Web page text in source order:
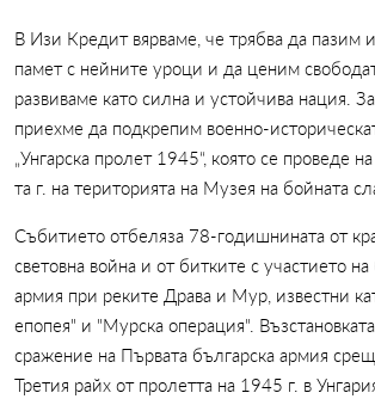
В Изи Кредит вярваме, че трябва да пазим
памет с нейните уроци и да ценим
развиваме като силна и устойчива нация.
приехме да подкрепим военно-
„Унгарска пролет 1945“, която се проведе
та г. на територията на Музея на бойната
Събитието отбеляза 78-годишнината от
световна война и от битките с участието на
армия при реките Драва и Мур, известни
епопея" и "Мурска операция".
сражение на Първата българска армия
Третия райх от пролетта на 1945 г. в